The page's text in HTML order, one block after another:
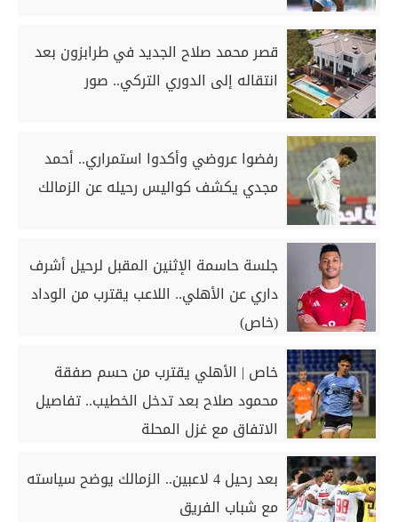
قصر محمد صلاح الجديد في طرابزون بعد
انتقاله إلى الدوري التركي.. صور
رفضوا عروضي وأكدوا استمراري.. أحمد
مجدي يكشف كواليس رحيله عن الزمالك
جلسة حاسمة الإثنين المقبل لرحيل أشرف
داري عن الأهلي.. اللاعب يقترب من الوداد
(خاص)
خاص | الأهلي يقترب من حسم صفقة
محمود صلاح بعد تدخل الخطيب.. تفاصيل
الاتفاق مع غزل المحلة
بعد رحيل 4 لاعبين.. الزمالك يوضح سياسته
مع شباب الفريق